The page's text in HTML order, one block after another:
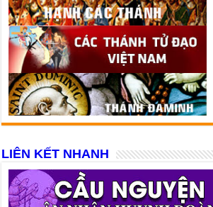
LIÊN KẾT NHANH